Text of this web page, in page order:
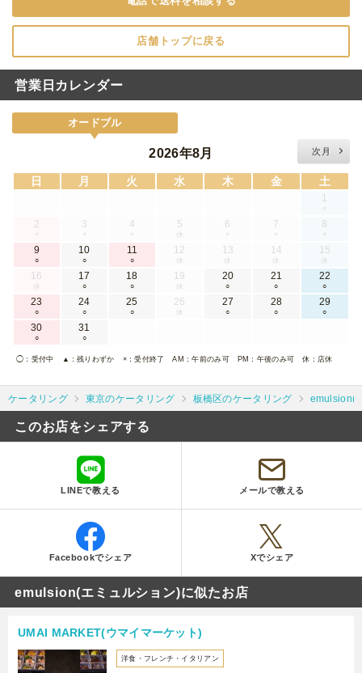
店舗トップに戻る
営業日カレンダー
オードブル
2026年8月 次月
日 月 火 水 木 金 土
1
×
2
×
3
×
4
×
5
休
6
×
7
×
8
×
9
○
10
○
11
○
12
休
13
休
14
休
15
休
16
休
17
○
18
○
19
休
20
○
21
○
22
○
23
○
24
○
25
○
26
休
27
○
28
○
29
○
30
○
31
○
◯ ：受付中 ▲ ：残りわずか ×：受付終了 AM ：午前のみ可 PM ：午後のみ可 休 ：店休
ケータリング 東京のケータリング 板橋区のケータリング emulsion(
このお店をシェアする
LINEで教える メールで教える
Facebookでシェア Xでシェア
emulsion(エミュルション)に似たお店
UMAI MARKET(ウマイマーケット)
洋食・フレンチ・イタリアン